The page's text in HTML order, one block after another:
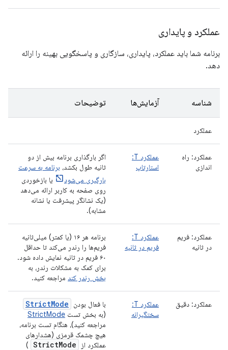
عملکرد و پایداری
برنامه شما باید عملکرد، پایداری، سازگاری و پاسخگویی بهینه را ارائه
دهد.
شناسه آزمایش‌ها توضیحات
عملکرد
عملکرد: راه
اندازی
عملکرد T:
استارتاپ
اگر بارگذاری برنامه بیش از دو
ثانیه طول بکشد، برنامه به سرعت
بارگیری می‌شود
یا بازخوردی
روی صفحه به کاربر ارائه می‌دهد
(یک نشانگر پیشرفت یا نشانه
مشابه).
عملکرد: فریم
در ثانیه
عملکرد T:
فریم در ثانیه
برنامه هر ۱۶ (یا کمتر) میلی‌ثانیه
فریم‌ها را رندر می‌کند تا حداقل
۶۰ فریم در ثانیه نمایش داده شود.
برای کمک به مشکلات رندر، به
بخش رندر کند مراجعه کنید.
عملکرد: دقیق
عملکرد T:
سختگیرانه
با فعال بودن StrictMode
(به بخش تست StrictMode
مراجعه کنید)، هنگام تست برنامه،
هیچ چشمک قرمزی (هشدارهای
عملکرد از
StrictMode
)